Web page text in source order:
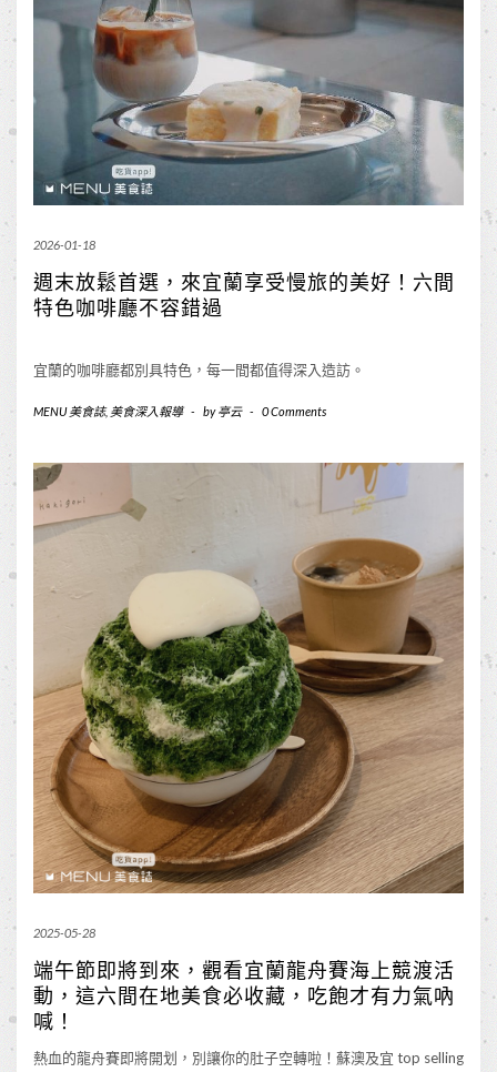
2026-01-18
週末放鬆首選，來宜蘭享受慢旅的美好！六間
特色咖啡廳不容錯過
宜蘭的咖啡廳都別具特色，每一間都值得深入造訪。
MENU 美食誌, 美食深入報導 - by亭云 - 0 Comments
2025-05-28
端午節即將到來，觀看宜蘭龍舟賽海上競渡活
動，這六間在地美食必收藏，吃飽才有力氣吶
喊！
熱血的龍舟賽即將開划，別讓你的肚子空轉啦！蘇澳及宜 top selling